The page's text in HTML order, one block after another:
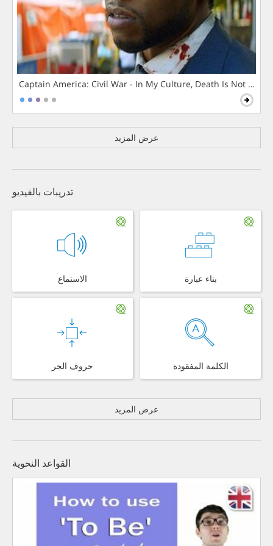
Captain America: Civil War - In My Culture, Death Is Not The
عرض المزيد
تدريبات بالفيديو
الاستماع بناء عبارة
حروف الجر الكلمة المفقودة
عرض المزيد
القواعد النحوية